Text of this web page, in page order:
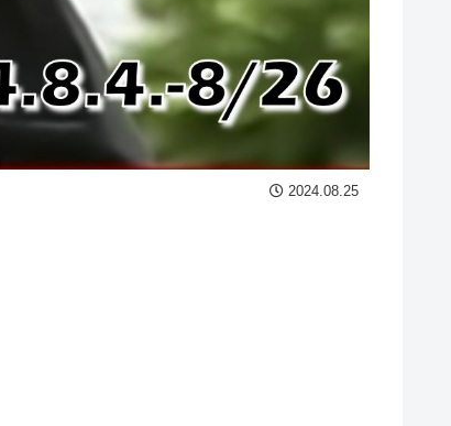
2024.08.25